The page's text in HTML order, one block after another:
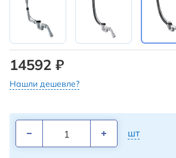
14592 ₽
Нашли дешевле?
шт